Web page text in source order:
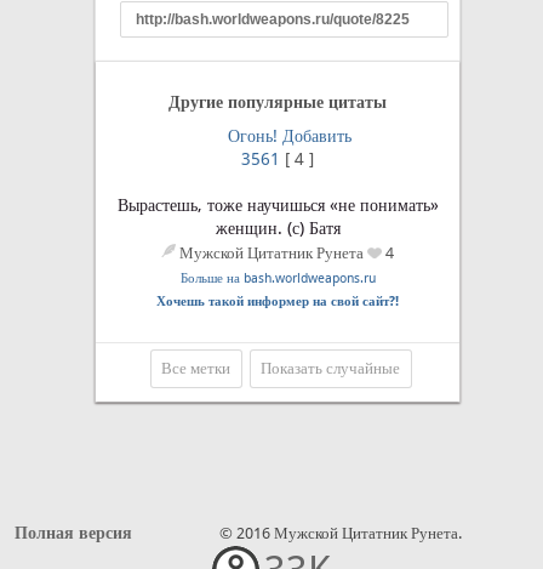
Другие популярные цитаты
Огонь! Добавить
3561 [ 4 ]
Вырастешь, тоже научишься «не понимать»
женщин. (с) Батя
Мужской Цитатник Рунета 4
Больше на bash.worldweapons.ru
Хочешь такой информер на свой сайт?!
Все метки Показать случайные
Полная версия © 2016 Мужской Цитатник Рунета.